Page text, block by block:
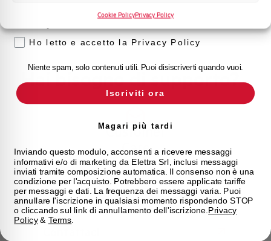
Cookie PolicyPrivacy Policy
Hai bisogno di supporto?
Customer
Care
l nostro team di esperti è pronto ad aiutarti con
supporto tecnico, assistenza post-vendita e gestione
delle richieste. Contattaci per ogni necessità.
Ho letto e accetto la Privacy Policy
Niente spam, solo contenuti utili. Puoi disiscriverti quando vuoi.
Iscriviti ora
Magari più tardi
Inviando questo modulo, acconsenti a ricevere messaggi
informativi e/o di marketing da Elettra Srl, inclusi messaggi
inviati tramite composizione automatica. Il consenso non è una
condizione per l'acquisto. Potrebbero essere applicate tariffe
per messaggi e dati. La frequenza dei messaggi varia. Puoi
annullare l'iscrizione in qualsiasi momento rispondendo STOP
o cliccando sul link di annullamento dell'iscrizione. Privacy
Policy& Terms